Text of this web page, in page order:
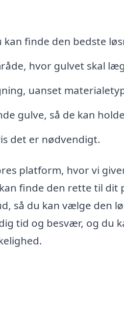
finde den bedste
hvor gulvet skal
uanset
gulve, så de kan
det er nødvendigt.
platform, hvor vi
finde den rette til dit
så du kan vælge den
tid og besvær, og du